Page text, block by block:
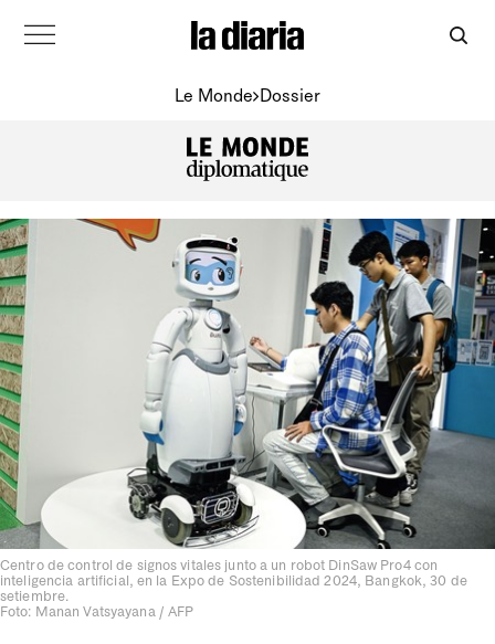
Le Monde Dossier
Centro de control de signos vitales junto a un robot DinSaw Pro4 con
inteligencia artificial, en la Expo de Sostenibilidad 2024, Bangkok, 30 de
setiembre.
Foto: Manan Vatsyayana / AFP